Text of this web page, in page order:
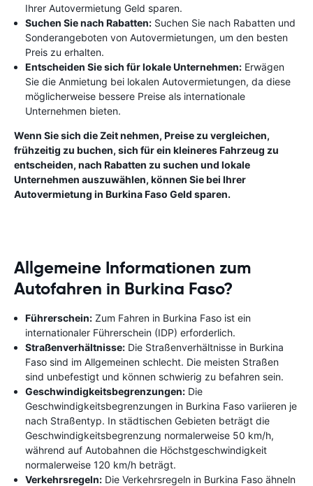
Ihrer Autovermietung Geld sparen.
Suchen Sie nach Rabatten: Suchen Sie nach Rabatten und
Sonderangeboten von Autovermietungen, um den besten
Preis zu erhalten.
Entscheiden Sie sich für lokale Unternehmen: Erwägen
Sie die Anmietung bei lokalen Autovermietungen, da diese
möglicherweise bessere Preise als internationale
Unternehmen bieten.
Wenn Sie sich die Zeit nehmen, Preise zu vergleichen,
frühzeitig zu buchen, sich für ein kleineres Fahrzeug zu
entscheiden, nach Rabatten zu suchen und lokale
Unternehmen auszuwählen, können Sie bei Ihrer
Autovermietung in Burkina Faso Geld sparen.
Allgemeine Informationen zum
Autofahren in Burkina Faso?
Führerschein: Zum Fahren in Burkina Faso ist ein
internationaler Führerschein (IDP) erforderlich.
Straßenverhältnisse: Die Straßenverhältnisse in Burkina
Faso sind im Allgemeinen schlecht. Die meisten Straßen
sind unbefestigt und können schwierig zu befahren sein.
Geschwindigkeitsbegrenzungen: Die
Geschwindigkeitsbegrenzungen in Burkina Faso variieren je
nach Straßentyp. In städtischen Gebieten beträgt die
Geschwindigkeitsbegrenzung normalerweise 50 km/h,
während auf Autobahnen die Höchstgeschwindigkeit
normalerweise 120 km/h beträgt.
Verkehrsregeln: Die Verkehrsregeln in Burkina Faso ähneln